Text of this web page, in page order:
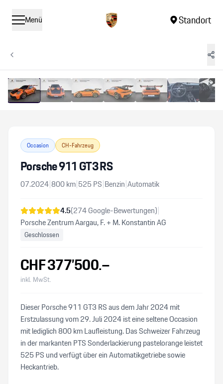
Menü Standort
Occasion CH-Fahrzeug
Porsche 911 GT3 RS
07.2024|800km|525PS|Benzin|Automatik
4.5(274Google-Bewertungen)|
Porsche Zentrum Aargau, F. + M. Konstantin AG
Geschlossen
CHF377’500.–
inkl. MwSt.
Dieser Porsche 911 GT3 RS aus dem Jahr 2024 mit
Erstzulassung vom 29. Juli 2024 ist eine seltene Occasion
mit lediglich 800 km Laufleistung. Das Schweizer Fahrzeug
in der markanten PTS Sonderlackierung pastelorange leistet
525 PS und verfügt über ein Automatikgetriebe sowie
Heckantrieb.